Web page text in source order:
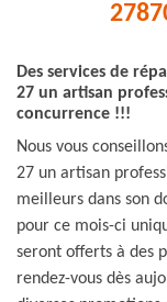
Des services de
27 un artisan
concurrence !!!
Nous vous
27 un artisan
meilleurs dans son
pour ce mois-ci
seront offerts à des
rendez-vous dès